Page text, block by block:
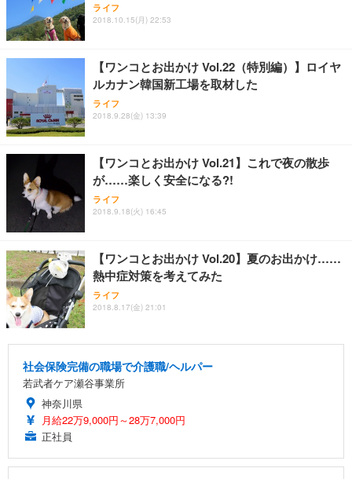
ライフ
2018.10.15(月) 22:53
【ワンコとお出かけ Vol.22（特別編）】ロイヤ
ルカナン韓国新工場を取材した
ライフ
2018.9.28(金) 13:39
【ワンコとお出かけ Vol.21】これで夜の散歩
が……楽しく安全になる?!
ライフ
2018.9.18(火) 16:45
【ワンコとお出かけ Vol.20】夏のお出かけ……
熱中症対策を考えてみた
ライフ
2018.8.17(金) 21:01
社会保険完備の職場で介護職/ヘルパー
若武者ケア瀬谷事業所
神奈川県
月給22万9,000円～28万7,000円
正社員